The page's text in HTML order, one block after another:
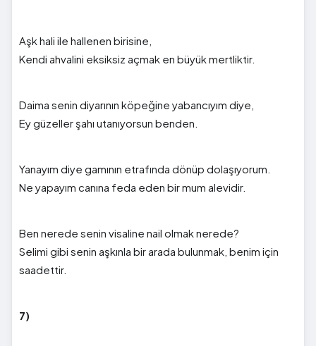
Aşk hali ile hallenen birisine,
Kendi ahvalini eksiksiz açmak en büyük mertliktir.
Daima senin diyarının köpeğine yabancıyım diye,
Ey güzeller şahı utanıyorsun benden.
Yanayım diye gamının etrafında dönüp dolaşıyorum.
Ne yapayım canına feda eden bir mum alevidir.
Ben nerede senin visaline nail olmak nerede?
Selimi gibi senin aşkınla bir arada bulunmak, benim için
saadettir.
7)